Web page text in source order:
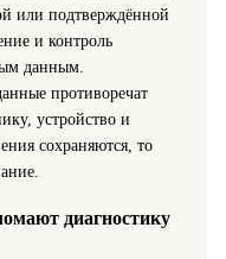
или подтверждённой
и контроль
данным.
противоречат
устройство и
сохраняются, то
диагностику